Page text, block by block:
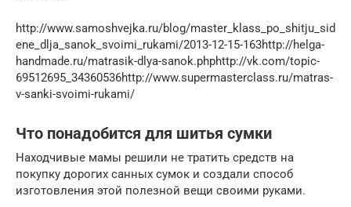
http://www.samoshvejka.ru/blog/master_klass_po_shitju_sid
ene_dlja_sanok_svoimi_rukami/2013-12-15-163http://helga-
handmade.ru/matrasik-dlya-sanok.phphttp://vk.com/topic-
69512695_34360536http://www.supermasterclass.ru/matras-
v-sanki-svoimi-rukami/
Что понадобится для шитья сумки
Находчивые мамы решили не тратить средств на
покупку дорогих санных сумок и создали способ
изготовления этой полезной вещи своими руками.